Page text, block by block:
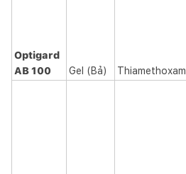
Optigard
AB 100
Gel (Bả) Thiamethoxam